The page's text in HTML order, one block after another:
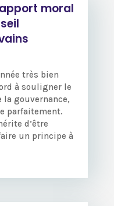
moral
très bien
à souligner le
gouvernance,
parfaitement.
d’être
un principe à